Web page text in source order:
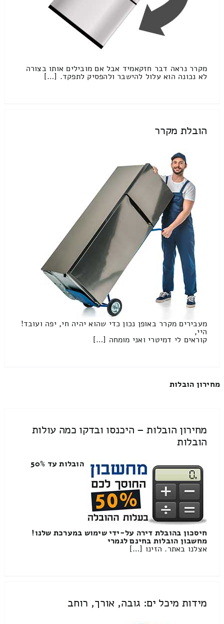
מקרר נראה דבר חזקאמיד אבל אם מובילים אותו בצורה
לא נכונה הוא עלול להישבר ולהפסיק לתפקד. […]
הובלת מקרר
מעבירים מקרר באופן נכון כדי שהוא יהיה חי, יפה ועובד!
היי,
קוראים לי דמיטרי ואני מומחה […]
מחירון הובלות
מחירון הובלות – היכנסו ובדקו כמה עולות
הובלות
הובלות עד 50%
חיסכון בהובלת דירה על-ידי שימוש במערכת שלנו!
מחשבון הובלות בחינם לגמרי
אצלנו באתר. הזינו […]
מידות מיכל ים: גובה, אורך, רוחב